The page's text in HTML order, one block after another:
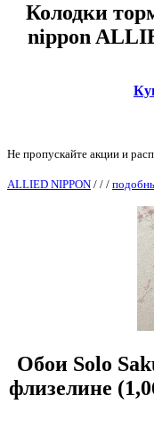
Колодки
nippon
Не пропускайте акции и
ALLIED NIPPON / / /
Обои Solo
флизелине